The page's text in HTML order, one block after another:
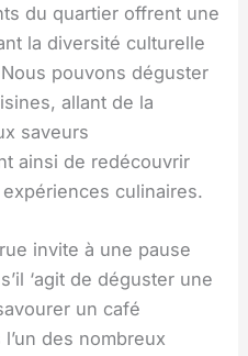
du quartier offrent une
la diversité culturelle
pouvons déguster
allant de la
saveurs
ainsi de redécouvrir
culinaires.
invite à une pause
‘agit de déguster une
un café
des nombreux